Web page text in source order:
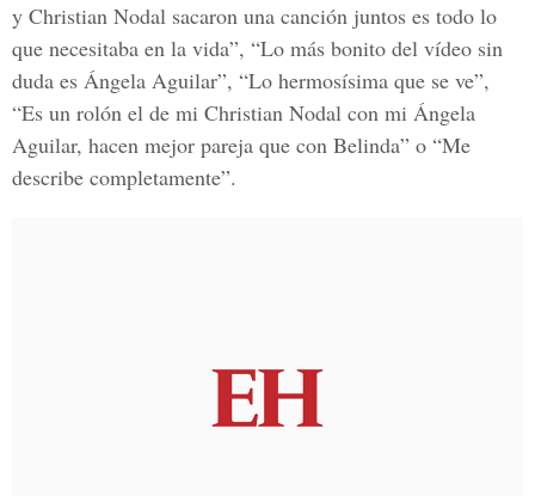
y Christian Nodal sacaron una canción juntos es todo lo
que necesitaba en la vida”, “Lo más bonito del vídeo sin
duda es Ángela Aguilar”, “Lo hermosísima que se ve”,
“Es un rolón el de mi Christian Nodal con mi Ángela
Aguilar, hacen mejor pareja que con Belinda” o “Me
describe completamente”.